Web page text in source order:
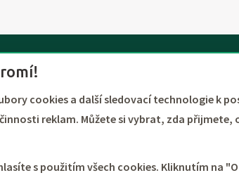
TOURTREND
Kontakte
cookies a další sledovací technologie k
reklam. Můžete si vybrat, zda
s použitím všech cookies. Kliknutím na